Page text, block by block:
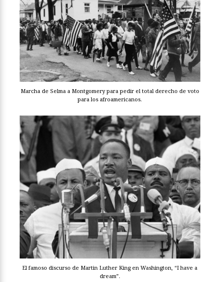
Marcha de Selma a Montgomery para pedir el total derecho de voto
para los afroamericanos.
El famoso discurso de Martin Luther King en Washington, “I have a
dream”.